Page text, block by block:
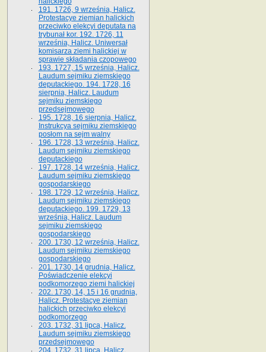
191. 1726, 9 września, Halicz.
Protestacye ziemian halickich
przeciwko elekcyi deputata na
trybunał kor. 192. 1726, 11
września, Halicz. Uniwersał
komisarza ziemi halickiej w
sprawie składania czopowego
193. 1727, 15 września, Halicz.
Laudum sejmiku ziemskiego
deputackiego. 194. 1728, 16
sierpnia, Halicz. Laudum
sejmiku ziemskiego
przedsejmowego
195. 1728, 16 sierpnia, Halicz.
Instrukcya sejmiku ziemskiego
posłom na sejm walny
196. 1728, 13 września, Halicz.
Laudum sejmiku ziemskiego
deputackiego
197. 1728, 14 września, Halicz.
Laudum sejmiku ziemskiego
gospodarskiego
198. 1729, 12 września, Halicz.
Laudum sejmiku ziemskiego
deputackiego. 199. 1729, 13
września, Halicz. Laudum
sejmiku ziemskiego
gospodarskiego
200. 1730, 12 września, Halicz.
Laudum sejmiku ziemskiego
gospodarskiego
201. 1730, 14 grudnia, Halicz.
Poświadczenie elekcyi
podkomorzego ziemi halickiej
202. 1730, 14, 15 i 16 grudnia,
Halicz. Protestacye ziemian
halickich przeciwko elekcyi
podkomorzego
203. 1732, 31 lipca, Halicz.
Laudum sejmiku ziemskiego
przedsejmowego
204. 1732, 31 lipca, Halicz.